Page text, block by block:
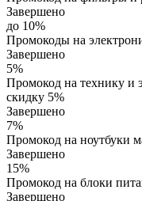
Завершено
до 10%
Промокоды на
Завершено
5%
Промокод на технику и
скидку 5%
Завершено
7%
Промокод на ноутбуки
Завершено
15%
Промокод на блоки
Завершено